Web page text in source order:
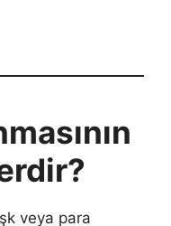
veya para